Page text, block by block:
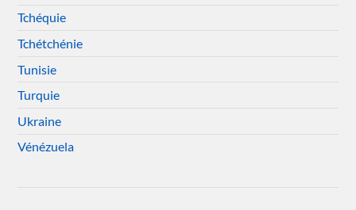
Tchéquie
Tchétchénie
Tunisie
Turquie
Ukraine
Vénézuela